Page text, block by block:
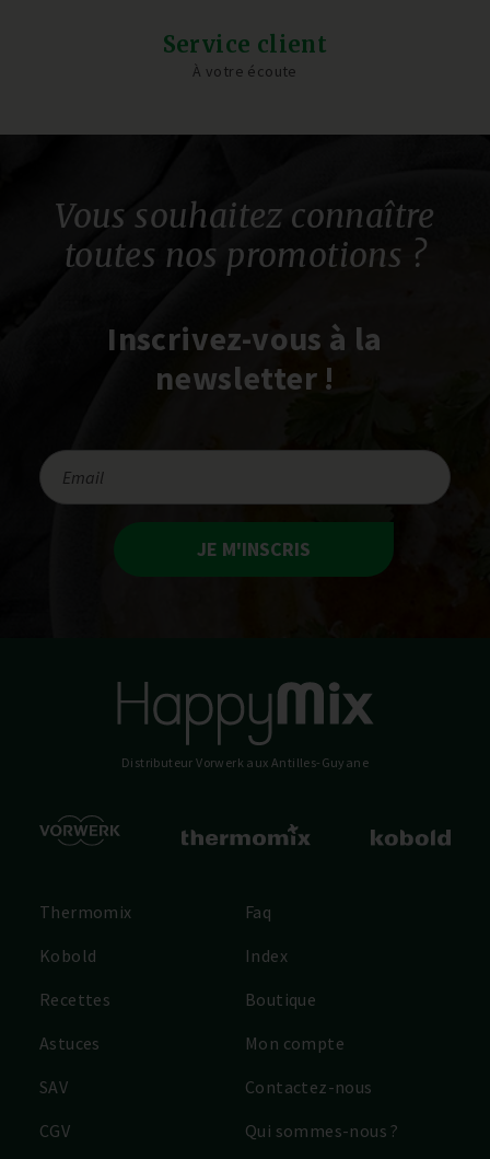
Service client
À votre écoute
Vous souhaitez connaître
toutes nos promotions ?
Inscrivez-vous à la
newsletter !
JE M'INSCRIS
Distributeur Vorwerk aux Antilles-Guyane
Thermomix
Kobold
Recettes
Astuces
SAV
CGV
Faq
Index
Boutique
Mon compte
Contactez-nous
Qui sommes-nous ?